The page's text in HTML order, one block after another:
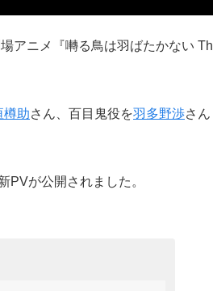
アニメ『囀る鳥は羽ばたかない Th
樽助さん、百目鬼役を羽多野渉さん
PVが公開されました。